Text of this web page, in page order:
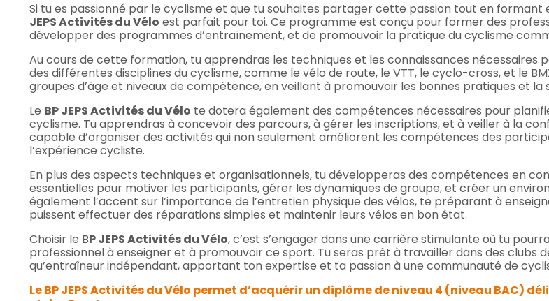
Si tu es passionné par le cyclisme et que tu souhaites partager cette passion tout en
JEPS Activités du Vélo est parfait pour toi. Ce programme est conçu pour former des
développer des programmes d’entraînement, et de promouvoir la pratique du cyclisme
Au cours de cette formation, tu apprendras les techniques et les connaissances nécessaires
des différentes disciplines du cyclisme, comme le vélo de route, le VTT, le cyclo-cross, et le
groupes d’âge et niveaux de compétence, en veillant à promouvoir les bonnes pratiques et
Le BP JEPS Activités du Vélo te dotera également des compétences nécessaires pour
cyclisme. Tu apprendras à concevoir des parcours, à gérer les inscriptions, et à veiller à la
capable d’organiser des activités qui non seulement améliorent les compétences des
l’expérience cycliste.
En plus des aspects techniques et organisationnels, tu développeras des compétences en
essentielles pour motiver les participants, gérer les dynamiques de groupe, et créer un
également l’accent sur l’importance de l’entretien physique des vélos, te préparant à
puissent effectuer des réparations simples et maintenir leurs vélos en bon état.
Choisir le BP JEPS Activités du Vélo, c’est s’engager dans une carrière stimulante où tu
professionnel à enseigner et à promouvoir ce sport. Tu seras prêt à travailler dans des clubs
qu’entraîneur indépendant, apportant ton expertise et ta passion à une communauté de
Le BP JEPS Activités du Vélo permet d’acquérir un diplôme de niveau 4 (niveau BAC)